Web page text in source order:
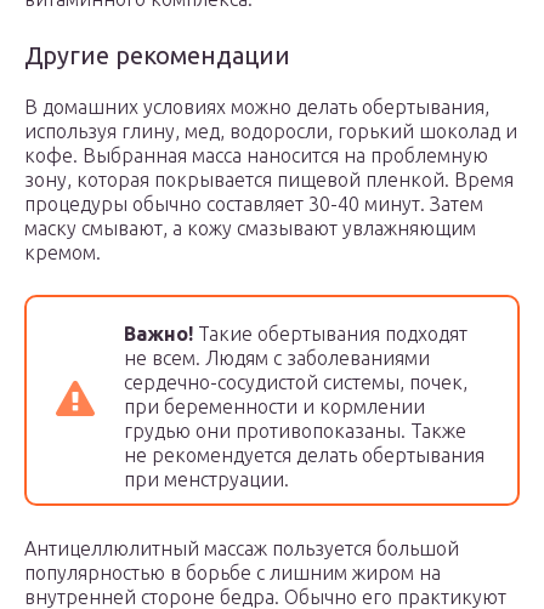
Другие рекомендации
В домашних условиях можно делать обертывания,
используя глину, мед, водоросли, горький шоколад и
кофе. Выбранная масса наносится на проблемную
зону, которая покрывается пищевой пленкой. Время
процедуры обычно составляет 30-40 минут. Затем
маску смывают, а кожу смазывают увлажняющим
кремом.
Важно! Такие обертывания подходят
не всем. Людям с заболеваниями
сердечно-сосудистой системы, почек,
при беременности и кормлении
грудью они противопоказаны. Также
не рекомендуется делать обертывания
при менструации.
Антицеллюлитный массаж пользуется большой
популярностью в борьбе с лишним жиром на
внутренней стороне бедра. Обычно его практикуют